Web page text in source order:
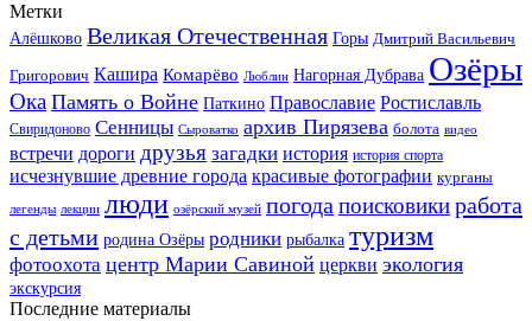
Метки
Алёшково Великая Отечественная Горы Дмитрий Васильевич
Григорович Кашира Комарёво Люблин Нагорная Дубрава Озёры
Ока Память о Войне Паткино Православие Ростиславль
Свиридоново Сенницы Сыроватко архив Пирязева болота видео
встречи дороги друзья загадки история история спорта
исчезнувшие древние города красивые фотографии курганы
легенды лекции люди озёрский музей погодапоисковикиработа
с детьми родина Озёры родники рыбалка туризм
фотоохота центр Марии Савиной церкви экология
экскурсия
Последние материалы